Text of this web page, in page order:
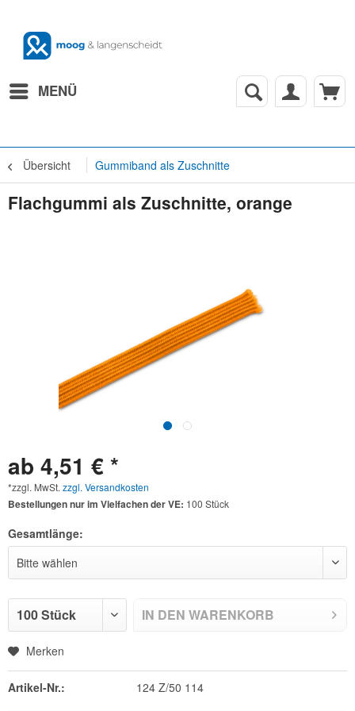
MENÜ
Übersicht Gummiband als Zuschnitte
Flachgummi als Zuschnitte, orange
ab 4,51 € *
*zzgl. MwSt. zzgl. Versandkosten
Bestellungen nur im Vielfachen der VE: 100 Stück
Gesamtlänge:
IN DEN WARENKORB
Merken
Artikel-Nr.: 124 Z/50 114